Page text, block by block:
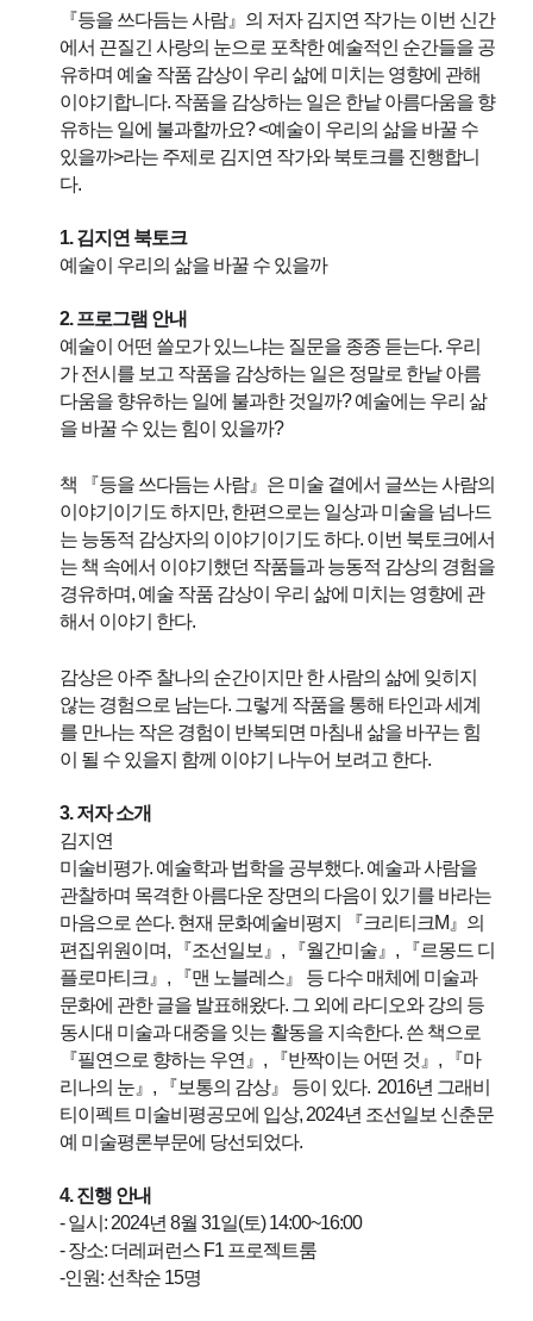
『등을 쓰다듬는 사람』의 저자 김지연 작가는 이번 신간
에서 끈질긴 사랑의 눈으로 포착한 예술적인 순간들을 공
유하며 예술 작품 감상이 우리 삶에 미치는 영향에 관해
이야기합니다. 작품을 감상하는 일은 한낱 아름다움을 향
유하는 일에 불과할까요? <예술이 우리의 삶을 바꿀 수
있을까>라는 주제로 김지연 작가와 북토크를 진행합니
다.
1. 김지연 북토크
예술이 우리의 삶을 바꿀 수 있을까
2. 프로그램 안내
예술이 어떤 쓸모가 있느냐는 질문을 종종 듣는다. 우리
가 전시를 보고 작품을 감상하는 일은 정말로 한낱 아름
다움을 향유하는 일에 불과한 것일까? 예술에는 우리 삶
을 바꿀 수 있는 힘이 있을까?
책 『등을 쓰다듬는 사람』 은 미술 곁에서 글쓰는 사람의
이야기이기도 하지만, 한편으로는 일상과 미술을 넘나드
는 능동적 감상자의 이야기이기도 하다. 이번 북토크에서
는 책 속에서 이야기했던 작품들과 능동적 감상의 경험을
경유하며, 예술 작품 감상이 우리 삶에 미치는 영향에 관
해서 이야기 한다.
감상은 아주 찰나의 순간이지만 한 사람의 삶에 잊히지
않는 경험으로 남는다. 그렇게 작품을 통해 타인과 세계
를 만나는 작은 경험이 반복되면 마침내 삶을 바꾸는 힘
이 될 수 있을지 함께 이야기 나누어 보려고 한다.
3. 저자 소개
김지연
미술비평가. 예술학과 법학을 공부했다. 예술과 사람을
관찰하며 목격한 아름다운 장면의 다음이 있기를 바라는
마음으로 쓴다. 현재 문화예술비평지 『크리티크M』의
편집위원이며, 『조선일보』, 『월간미술』, 『르몽드 디
플로마티크』, 『맨 노블레스』 등 다수 매체에 미술과
문화에 관한 글을 발표해왔다. 그 외에 라디오와 강의 등
동시대 미술과 대중을 잇는 활동을 지속한다. 쓴 책으로
『필연으로 향하는 우연』, 『반짝이는 어떤 것』, 『마
리나의 눈』, 『보통의 감상』 등이 있다.  2016년 그래비
티이펙트 미술비평공모에 입상, 2024년 조선일보 신춘문
예 미술평론부문에 당선되었다.
4. 진행 안내
- 일시: 2024년 8월 31일(토) 14:00~16:00
- 장소: 더레퍼런스 F1 프로젝트룸
-인원: 선착순 15명